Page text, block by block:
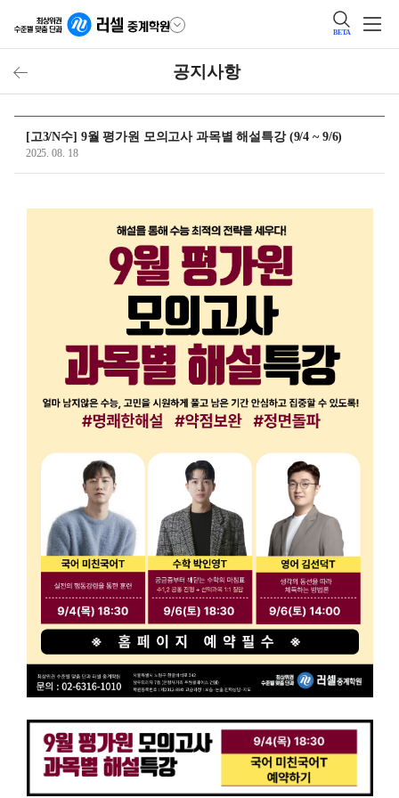
BETA
공지사항
[고3/N수] 9월 평가원 모의고사 과목별 해설특강 (9/4 ~ 9/6)
2025. 08. 18